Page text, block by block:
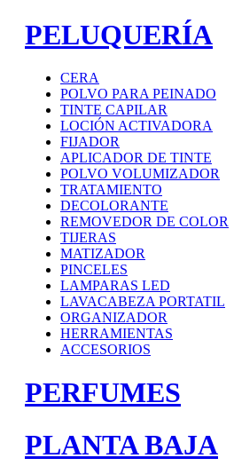
PELUQUERÍA
CERA
POLVO PARA PEINADO
TINTE CAPILAR
LOCIÓN ACTIVADORA
FIJADOR
APLICADOR DE TINTE
POLVO VOLUMIZADOR
TRATAMIENTO
DECOLORANTE
REMOVEDOR DE COLOR
TIJERAS
MATIZADOR
PINCELES
LAMPARAS LED
LAVACABEZA PORTATIL
ORGANIZADOR
HERRAMIENTAS
ACCESORIOS
PERFUMES
PLANTA BAJA